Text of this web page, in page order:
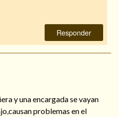
Responder
y una encargada se vayan
problemas en el